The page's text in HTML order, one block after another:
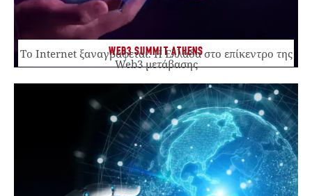
WEB3 SUMMIT ATHENS
Το Internet ξαναγράφεται. Η Ελλάδα στο επίκεντρο της
Web3 μετάβασης